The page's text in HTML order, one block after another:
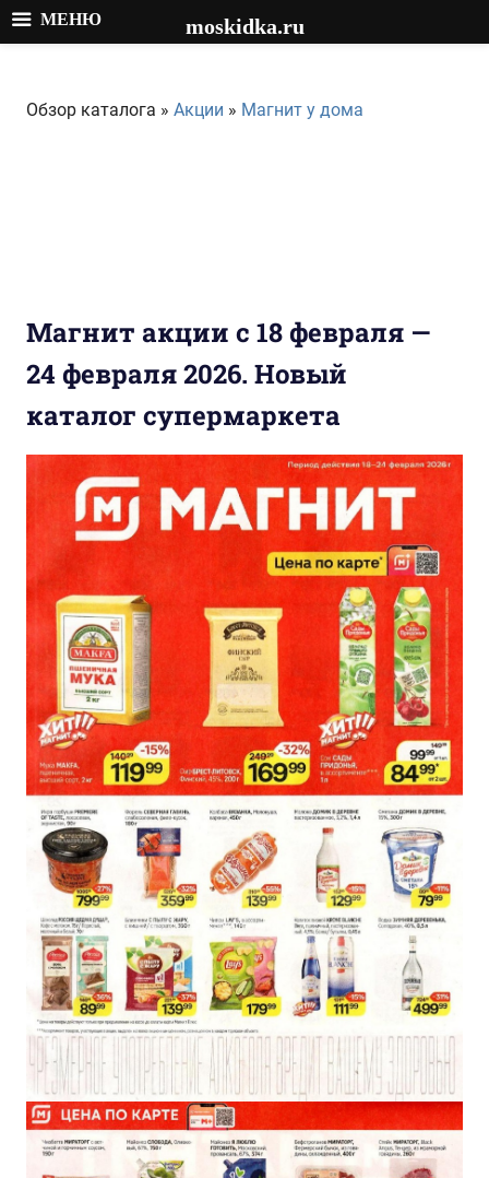
содержимому
Обзор каталога » Акции » Магнит у дома
Магнит акции с 18 февраля —
24 февраля 2026. Новый
каталог супермаркета
МЕНЮ moskidka.ru